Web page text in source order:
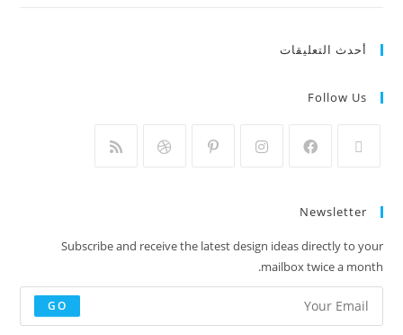
أحدث التعليقات
Follow Us
Newsletter
Subscribe and receive the latest design ideas directly to your
mailbox twice a month.
GO